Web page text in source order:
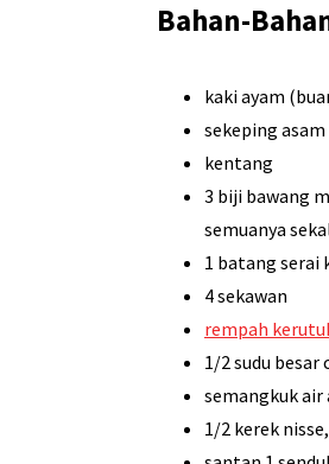
Bahan-
kaki ayam
sekeping
kentang
3 biji bawang
semuanya
1 batang serai
4 sekawan
rempah
1/2 sudu besar
semangkuk air
1/2 kerek